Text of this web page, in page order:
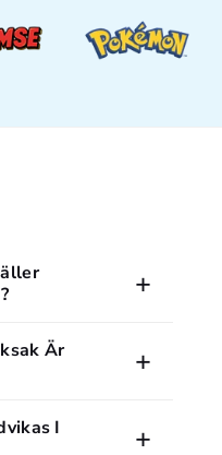
följa EU:s
Märkningen visar att
Är
Många tillverkare anger
BPA och
I